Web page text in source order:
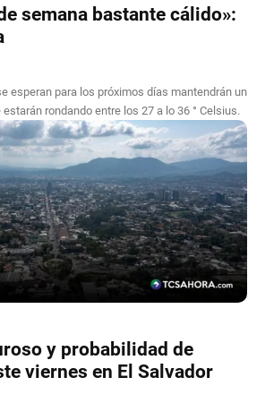
semana bastante cálido»:
esperan para los próximos días mantendrán un
rondando entre los 27 a lo 36 ° Celsius.
y probabilidad de
viernes en El Salvador